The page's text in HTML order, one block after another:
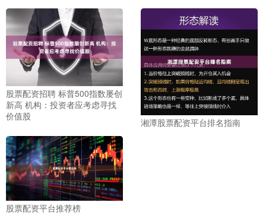
股票配资招聘 标普500指数屡创
新高 机构：投资者应考虑寻找
价值股
湘潭股票配资平台排名指南
股票配资平台推荐榜